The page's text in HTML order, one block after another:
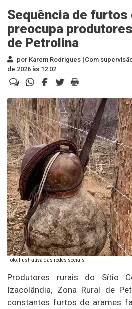
Sequência de furtos
preocupa
de Petrolina
por Karem Rodrigues (Com
de 2026 às 12:02
Foto: Ilustrativa das redes sociais
Produtores rurais do Sítio
Izacolândia, Zona Rural de
constantes furtos de arames